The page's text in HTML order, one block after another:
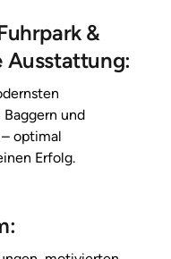
&
Baggern
–
Erfolg.